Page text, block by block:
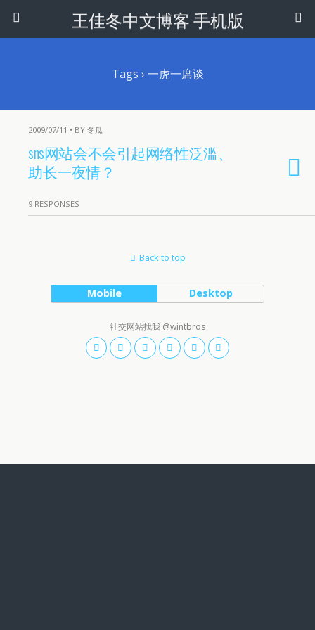
王佳冬中文博客 手机版
Tags › 一虎一席谈
2009/07/11 • BY 冬瓜
sns网站会不会引起网络性泛滥、
助长一夜情？
9 RESPONSES
Back to top
Mobile Desktop
社交网站找我 @wintbros